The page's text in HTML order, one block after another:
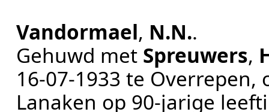
Vandormael, N.N..
Gehuwd met Spreuwers,
16‑07‑1933 te Overrepen,
Lanaken op 90-jarige